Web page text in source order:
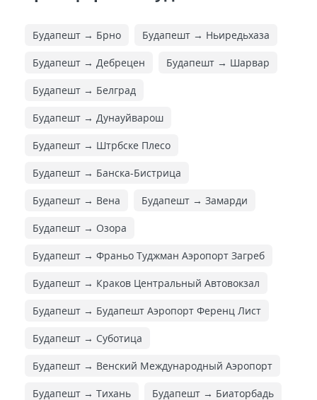
Будапешт → Брно Будапешт → Ньиредьхаза
Будапешт → Дебрецен Будапешт → Шарвар
Будапешт → Белград
Будапешт → Дунауйварош
Будапешт → Штрбске Плесо
Будапешт → Банска-Бистрица
Будапешт → Вена Будапешт → Замарди
Будапешт → Озора
Будапешт → Франьо Туджман Аэропорт Загреб
Будапешт → Краков Центральный Автовокзал
Будапешт → Будапешт Аэропорт Ференц Лист
Будапешт → Суботица
Будапешт → Венский Международный Аэропорт
Будапешт → Тихань Будапешт → Биаторбадь